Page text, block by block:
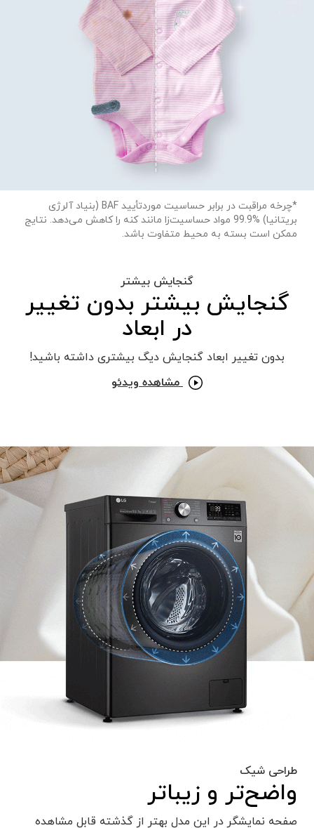
*چرخه مراقبت در برابر حساسیت موردتأیید BAF (بنیاد آلرژی
بریتانیا) ‎99.9% مواد حساسیت‌زا مانند کنه را کاهش می‌دهد. نتایج
ممکن است بسته به محیط متفاوت باشد.
گنجایش بیشتر
گنجایش بیشتر بدون تغییر
در ابعاد
بدون تغییر ابعاد گنجایش دیگ بیشتری داشته باشید!
مشاهده ویدئو
طراحی شیک
واضح‌تر و زیباتر
صفحه نمایشگر در این مدل بهتر از گذشته قابل مشاهده